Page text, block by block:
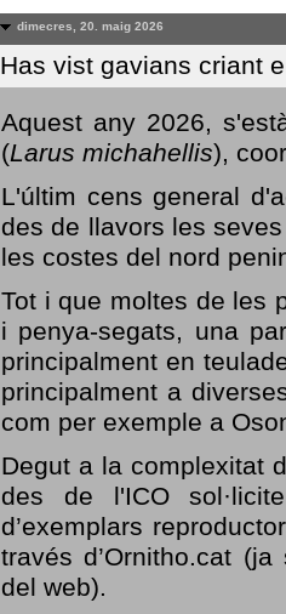
dimecres, 20. maig 2026
Has vist gavians criant
Aquest any 2026,
(Larus michahellis),
L'últim cens general
des de llavors les
les costes del nord
Tot i que moltes de les
i penya-segats, una
principalment en
principalment a
com per exemple a
Degut a la complexitat
des de l'ICO
d’exemplars
través d’Ornitho.cat
del web).